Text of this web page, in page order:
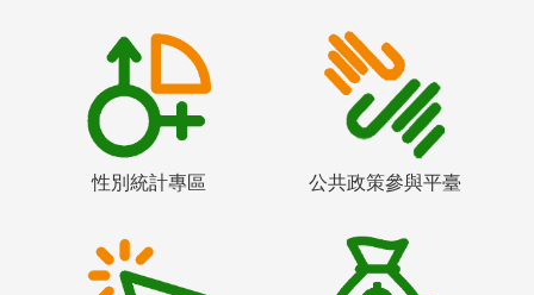
性別統計專區 公共政策參與平臺